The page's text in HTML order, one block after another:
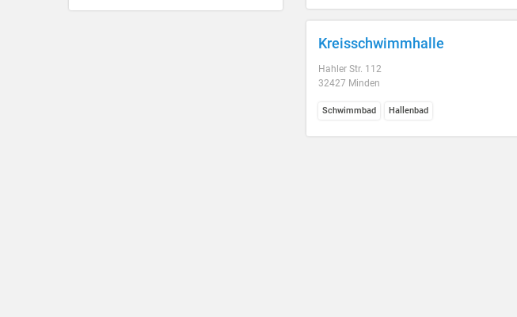
Kreisschwimmhalle
Hahler Str. 112
32427 Minden
Schwimmbad Hallenbad